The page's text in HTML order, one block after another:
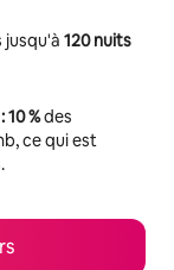
jusqu'à 120 nuits
10 %des
ce qui est